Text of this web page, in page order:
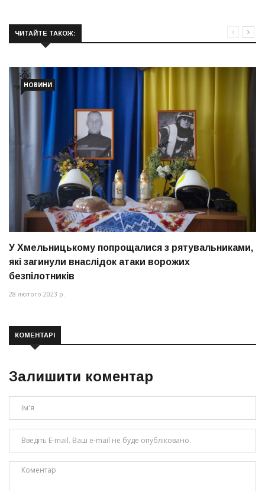
ЧИТАЙТЕ ТАКОЖ:
НОВИНИ
У Хмельницькому попрощалися з рятувальниками,
які загинули внаслідок атаки ворожих
безпілотників
28 лютого 2023 р.
КОМЕНТАРІ
Залишити коментар